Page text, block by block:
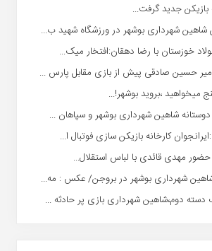
بازیکن جدید گرفت...
شاهین شهردارى بوشهر در ورزشگاه شهید ب...
خوزستان با رضا دهقان:افتخار میک...
حسین صادقی پیش از بازی مقابل پارس ...
میخواهید ،بروید بوشهر!...
دوستانه شاهین شهردارى بوشهر و سپاهان ...
کارخانه بازیکن سازی فوتبال ا...
حضور مهدی قائدی با لباس استقلال...
شاهین شهرداری بوشهر در بروجن/ عکس : مه...
دسته دوم،شاهین شهرداری بازی پر حادثه ...